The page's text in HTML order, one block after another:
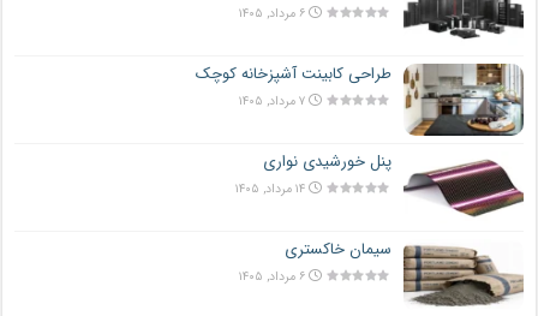
۶ مرداد, ۱۴۰۵
طراحی کابینت آشپزخانه کوچک
۷ مرداد, ۱۴۰۵
پنل خورشیدی نواری
۱۴ مرداد, ۱۴۰۵
سیمان خاکستری
۶ مرداد, ۱۴۰۵